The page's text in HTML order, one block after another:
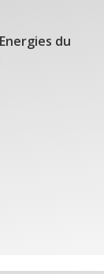
du